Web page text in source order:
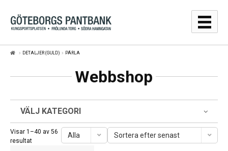
Hoppa
till
navigering
Hoppa
till
innehåll
GULDPRISER
SÄLJA
WEBBSHOP
DETALJER (GULD) PÄRLA
Webbshop
VÄLJ KATEGORI
Visar 1–40 av 56
resultatSortera
Alla Sortera efter senast